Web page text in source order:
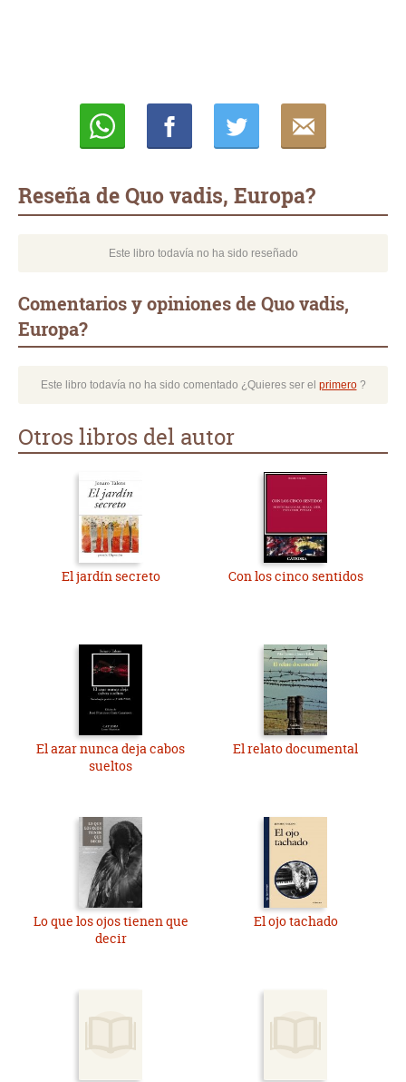
Reseña de Quo vadis, Europa?
Este libro todavía no ha sido reseñado
Comentarios y opiniones de Quo vadis,
Europa?
Este libro todavía no ha sido comentado ¿Quieres ser el primero?
Otros libros del autor
El jardín secreto Con los cinco sentidos
El azar nunca deja cabos
sueltos
El relato documental
Lo que los ojos tienen que
decir
El ojo tachado